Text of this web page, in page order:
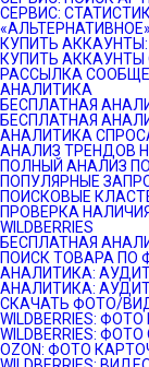
СЕРВИС:
КУПИТЬ АККАУНТЫ:
КУПИТЬ АККАУНТЫ
РАССЫЛКА
АНАЛИТИКА
БЕСПЛАТНАЯ
БЕСПЛАТНАЯ
АНАЛИТИКА СПРОСА
АНАЛИЗ ТРЕНДОВ НА
ПОЛНЫЙ АНАЛИЗ
ПОПУЛЯРНЫЕ
ПОИСКОВЫЕ
ПРОВЕРКА
WILDBERRIES
БЕСПЛАТНАЯ
ПОИСК ТОВАРА ПО
АНАЛИТИКА:
АНАЛИТИКА:
СКАЧАТЬ ФОТО/
WILDBERRIES:
WILDBERRIES:
OZON: ФОТО